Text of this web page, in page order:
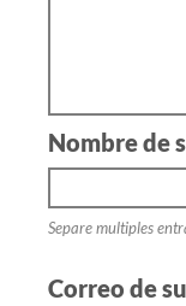
Nombre de
Separe multiples
Correo de